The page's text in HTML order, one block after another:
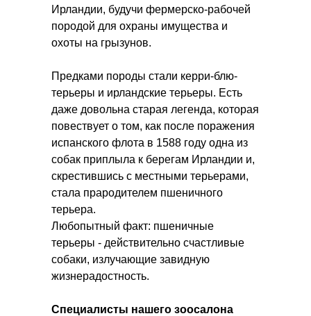
Ирландии, будучи фермерско-рабочей
породой для охраны имущества и
охоты на грызунов.
Предками породы стали керри-блю-
терьеры и ирландские терьеры. Есть
даже довольна старая легенда, которая
повествует о том, как после поражения
испанского флота в 1588 году одна из
собак приплыла к берегам Ирландии и,
скрестившись с местными терьерами,
стала прародителем пшеничного
терьера.
Любопытный факт: пшеничные
терьеры - действительно счастливые
собаки, излучающие завидную
жизнерадостность.
Специалисты нашего зоосалона